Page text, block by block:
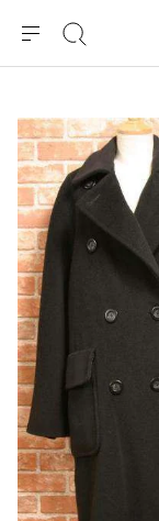
メ
ニ
ー
絞
り
み
検
索
すべての新着アイ
ブランド
コムデギャルソン
ジュンヤワタナベ
ヨウジヤマモト
ワイズ
ワイスリー
リミフゥ
イッセイミヤケ
プリーツプリーズ
BLACK
ブラックコ
コムデギャル
COMME
コムデギャ
コムデギャ
コムデギャ
コムデギャ
長袖ブラウス・シャツ
半袖ブラウス・シャツ
カーディガン
ニット
パーカー・スウェット
ワンピース
ベスト・ボレロ
Tシャツ・カットソー
ノースリーブ
長袖シャツ
半袖シャツ
ニット
カーディガン
パーカー・スウェット
ベスト
カットソー
Tシャツ・ポロシャツ
ノースリーブ
すべてのSALEアイ
レディース
トップス
ボトムス
アウター
アクセサリー
メンズ
トップス